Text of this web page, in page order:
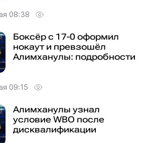
08:38
Боксёр с 17-0 оформил
нокаут и превзошёл
Алимханулы: подробности
09:15
Алимханулы узнал
условие WBO после
дисквалификации